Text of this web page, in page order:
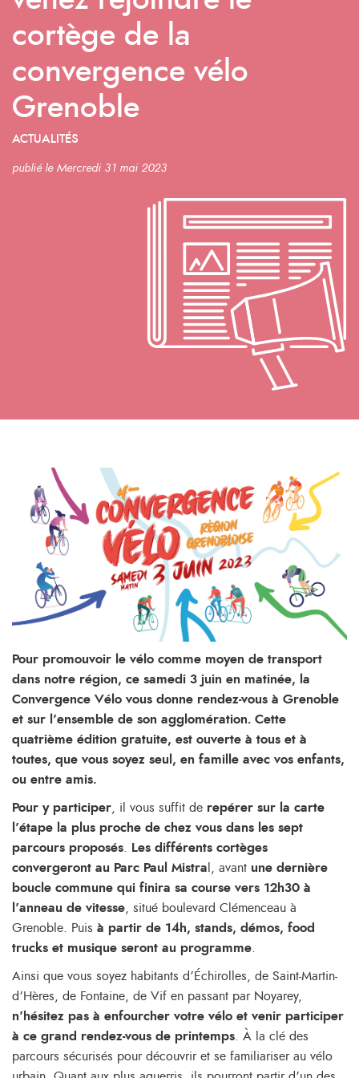
cortège de la
convergence vélo
Grenoble
ACTUALITÉS
publié le Mercredi 31 mai 2023
Pour promouvoir le vélo comme moyen de transport
dans notre région, ce samedi 3 juin en matinée, la
Convergence Vélo vous donne rendez-vous à Grenoble
et sur l’ensemble de son agglomération. Cette
quatrième édition gratuite, est ouverte à tous et à
toutes, que vous soyez seul, en famille avec vos enfants,
ou entre amis.
Pour y participer, il vous suffit de repérer sur la carte
l’étape la plus proche de chez vous dans les sept
parcours proposés. Les différents cortèges
convergeront au Parc Paul Mistra l, avant une dernière
boucle commune qui finira sa course vers 12h30 à
l’anneau de vitesse, situé boulevard Clémenceau à
Grenoble. Puis à partir de 14h, stands, démos, food
trucks et musique seront au programme.
Ainsi que vous soyez habitants d’Échirolles, de Saint-Martin-
d’Hères, de Fontaine, de Vif en passant par Noyarey,
n’hésitez pas à enfourcher votre vélo et venir participer
à ce grand rendez-vous de printemps. À la clé des
parcours sécurisés pour découvrir et se familiariser au vélo